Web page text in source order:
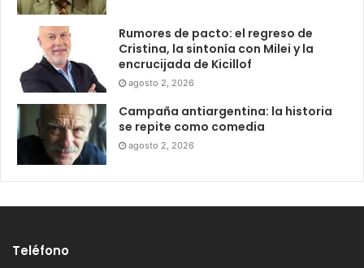
Rumores de pacto: el regreso de
Cristina, la sintonía con Milei y la
encrucijada de Kicillof
agosto 2, 2026
Campaña antiargentina: la historia
se repite como comedia
agosto 2, 2026
Teléfono